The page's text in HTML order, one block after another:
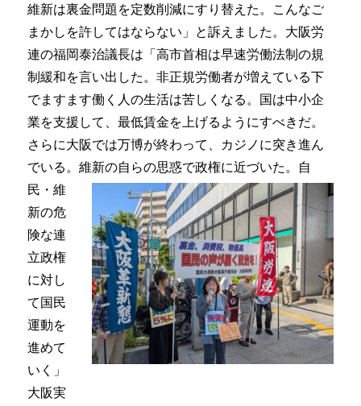
維新は裏金問題を定数削減にすり替えた。こんなご
まかしを許してはならない」と訴えました。大阪労
連の福岡泰治議長は「高市首相は早速労働法制の規
制緩和を言い出した。非正規労働者が増えている下
でますます働く人の生活は苦しくなる。国は中小企
業を支援して、最低賃金を上げるようにすべきだ。
さらに大阪では万博が終わって、カジノに突き進ん
でいる。維新の自らの思惑で政権に近づいた。自
民・維
新の危
険な連
立政権
に対し
て国民
運動を
進めて
いく」
大阪実